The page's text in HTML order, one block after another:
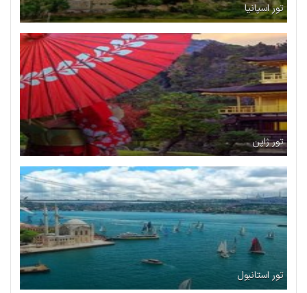
تور اسپانیا
تور ژاپن
تور استانبول